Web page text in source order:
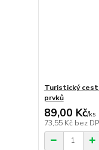
Turistický
prvků
89,00 Kč/ks
73,55 Kč bez